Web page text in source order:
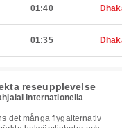
01:40
01:35
reseupplevelse
internationella
det många flygalternativ